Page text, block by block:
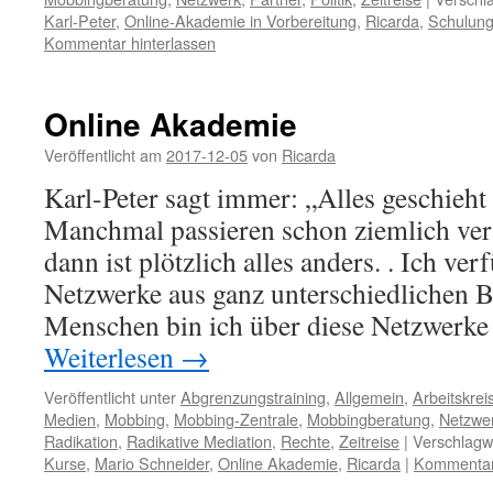
Karl-Peter, Online-Akademie in Vorbereitung, Ricarda, Schulung
Kommentar hinterlassen
Online Akademie
Veröffentlicht am 2017-12-05von Ricarda
Karl-Peter sagt immer: „Alles
Manchmal passieren schon ziemlich
dann ist plötzlich alles anders. . Ich
Netzwerke aus ganz unterschiedlichen
Menschen bin ich über diese
Weiterlesen →
Veröffentlicht unterAbgrenzungstraining, Allgemein,
Medien, Mobbing, Mobbing-Zentrale, Mobbingberatung,
Radikation, Radikative Mediation, Rechte, Zeitreise |
Kurse, Mario Schneider, Online Akademie, Ricarda |